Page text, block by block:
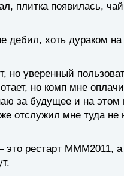
плитка появилась,
дебил, хоть дураком на
но уверенный
но комп мне
за будущее и на этом
отслужил мне туда не
это рестарт МММ2011,